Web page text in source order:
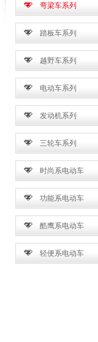
弯梁车系列
踏板车系列
越野车系列
电动车系列
发动机系列
三轮车系列
时尚系电动车
功能系电动车
酷鹰系电动车
轻便系电动车